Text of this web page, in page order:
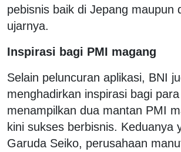
pebisnis baik di Jepang maupun
ujarnya.
Inspirasi bagi PMI magang
Selain peluncuran aplikasi, BNI
menghadirkan inspirasi bagi
menampilkan dua mantan PMI
kini sukses berbisnis. Keduanya
Garuda Seiko, perusahaan